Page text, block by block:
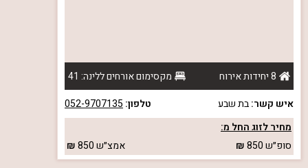
8 יחידות אירוח
מקסימום אורחים ללינה: 41
איש קשר:בת שבע טלפון: 052-9707135
מחיר לזוג החל מ:
סופ״ש850 אמצ״ש850